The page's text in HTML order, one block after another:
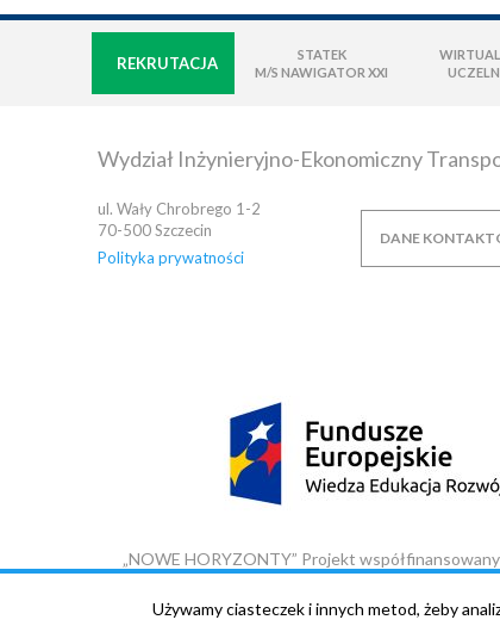
REKRUTACJA
STATEK
M/S NAWIGATOR XXI
Wydział Inżynieryjno-Ekonomiczny
ul. Wały Chrobrego 1-2
70-500Szczecin
Polityka prywatności
DANE
„NOWE HORYZONTY” Projekt
Używamy ciasteczek i innych metod, żeby